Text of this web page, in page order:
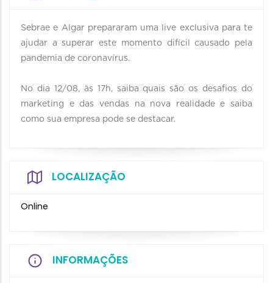
Sebrae e Algar prepararam uma live exclusiva para te
ajudar a superar este momento difícil causado pela
pandemia de coronavírus.
No dia 12/08, às 17h, saiba quais são os desafios do
marketing e das vendas na nova realidade e saiba
como sua empresa pode se destacar.
LOCALIZAÇÃO
Online
INFORMAÇÕES